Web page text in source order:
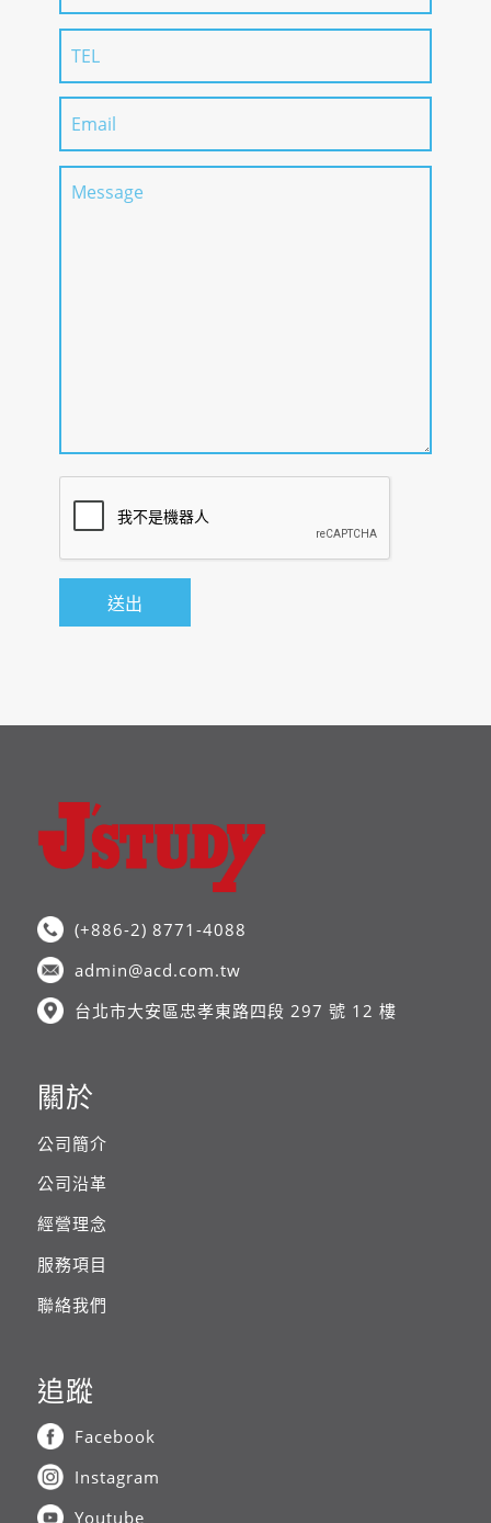
(+886-2) 8771-4088
admin@acd.com.tw
台北市大安區忠孝東路四段 297 號 12 樓
關於
公司簡介
公司沿革
經營理念
服務項目
聯絡我們
追蹤
Facebook
Instagram
Youtube